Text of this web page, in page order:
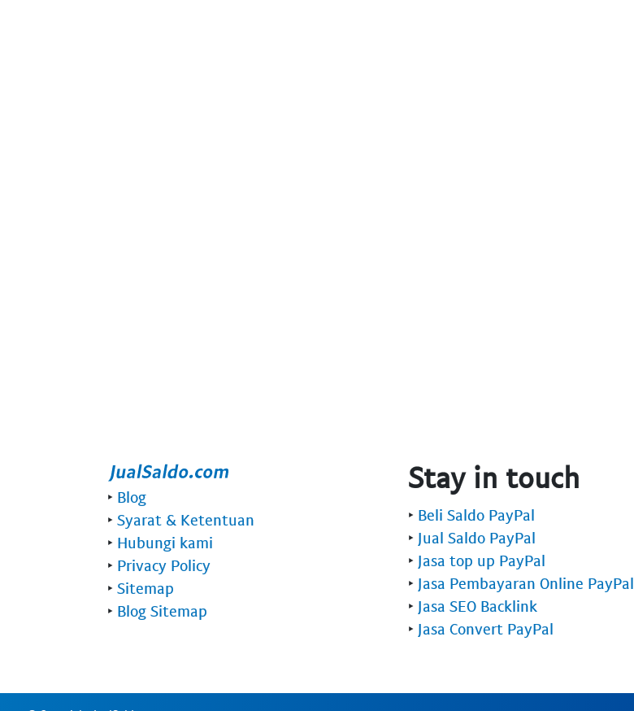
‣ Blog
‣ Syarat & Ketentuan
‣ Hubungi kami
‣ Privacy Policy
‣ Sitemap
‣ Blog Sitemap
Stay in touch
‣ Beli Saldo PayPal
‣ Jual Saldo PayPal
‣ Jasa top up PayPal
‣ Jasa Pembayaran Online PayPal
‣ Jasa SEO Backlink
‣ Jasa Convert PayPal